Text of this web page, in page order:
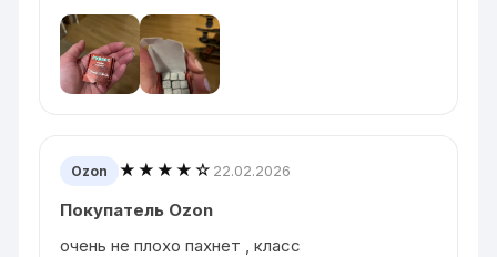
Ozon ★★★★☆ 22.02.2026
Покупатель Ozon
очень не плохо пахнет , класс